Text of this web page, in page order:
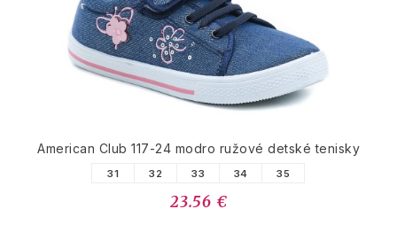
American Club 117-24 modro ružové detské tenisky
31 32 33 34 35
23.56 €